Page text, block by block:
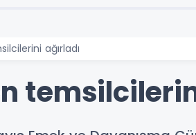
ağırladı